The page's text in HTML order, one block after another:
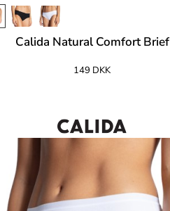
Calida Natural Comfort Brief
149 DKK